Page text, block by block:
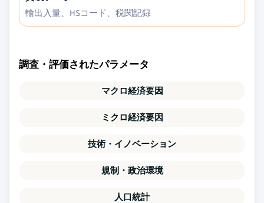
輸出入量、HSコード、税関記録
調査・評価されたパラメータ
マクロ経済要因
ミクロ経済要因
技術・イノベーション
規制・政治環境
人口統計